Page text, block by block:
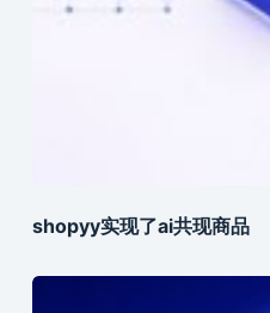
shopyy实现了ai共现商品